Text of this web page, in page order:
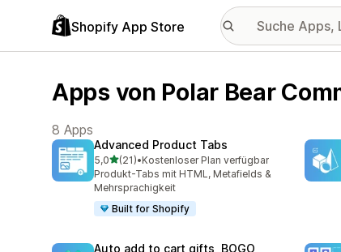
Shopify App Store
Apps von Polar Bear
8 Apps
Advanced Product Tabs
5,0von 5 Sternen
(21)
21 Rezensionen insgesamt
•Kostenloser Plan verfügbar
Produkt-Tabs mit HTML, Metafields &
Mehrsprachigkeit
Built for Shopify
Auto add to cart gifts, BOGO